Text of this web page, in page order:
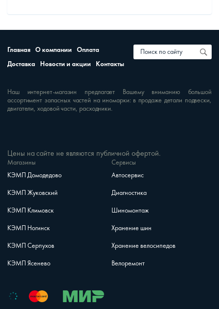
Главная О компании
Оплата
Доставка
Новости и акции Контакты
Магазины
КЭМП Домодедово
КЭМП Жуковский
КЭМП Климовск
КЭМП Ногинск
КЭМП Серпухов
КЭМП Ясенево
Сервисы
Автосервис
Диагностика
Шиномонтаж
Хранение шин
Хранение велосипедов
Велоремонт
Наш интернет-магазин предлагает Вашему вниманию большой
ассортимент запасных частей на иномарки: в продаже детали подвески,
двигатели, ходовой части, расходники.
Цены на сайте не являются публичной офертой.